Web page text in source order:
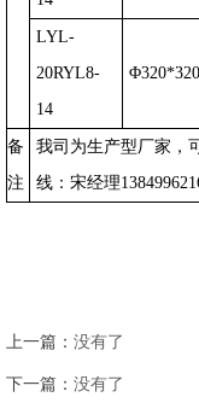
LYL-
20RYL8-
14
Φ320*320
备
注
我司为生产型厂家，
线：宋经理
上一篇： 没有了
下一篇： 没有了